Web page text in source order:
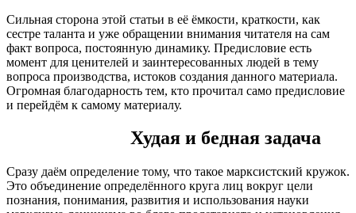
Сильная сторона этой статьи в её ёмкости, краткости, как
сестре таланта и уже обращении внимания читателя на сам
факт вопроса, постоянную динамику. Предисловие есть
момент для ценителей и заинтересованных людей в тему
вопроса производства, истоков создания данного материала.
Огромная благодарность тем, кто прочитал само предисловие
и перейдём к самому материалу.
Худая и бедная задача
Сразу даём определение тому, что такое марксистский кружок.
Это объединение определённого круга лиц вокруг цели
познания, понимания, развития и использования науки